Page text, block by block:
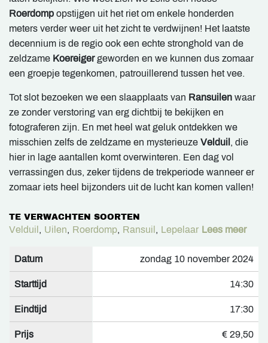
Roerdomp opstijgen uit het riet om enkele honderden
meters verder weer uit het zicht te verdwijnen! Het laatste
decennium is de regio ook een echte stronghold van de
zeldzame Koereigergeworden en we kunnen dus zomaar
een groepje tegenkomen, patrouillerend tussen het vee.
Tot slot bezoeken we een slaapplaats van Ransuilen waar
ze zonder verstoring van erg dichtbij te bekijken en
fotograferen zijn. En met heel wat geluk ontdekken we
misschien zelfs de zeldzame en mysterieuze Velduil , die
hier in lage aantallen komt overwinteren. Een dag vol
verrassingen dus, zeker tijdens de trekperiode wanneer er
zomaar iets heel bijzonders uit de lucht kan komen vallen!
TE VERWACHTEN SOORTEN
Velduil , Uilen, Roerdomp, Ransuil , Lepelaar Lees meer
Datum zondag 10 november 2024
Starttijd 14:30
Eindtijd 17:30
Prijs € 29,50